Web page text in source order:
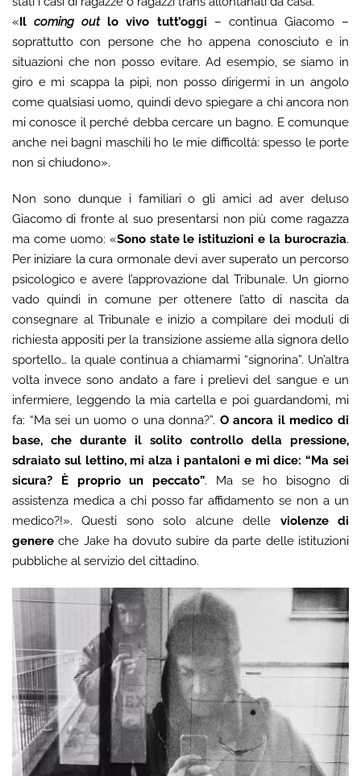
«Ilcoming outlo vivo tutt’oggi – continua Giacomo –
soprattutto con persone che ho appena conosciuto e in
situazioni che non posso evitare. Ad esempio, se siamo in
giro e mi scappa la pipì, non posso dirigermi in un angolo
come qualsiasi uomo, quindi devo spiegare a chi ancora non
mi conosce il perché debba cercare un bagno. E comunque
anche nei bagni maschili ho le mie difficoltà: spesso le porte
non si chiudono».
Non sono dunque i familiari o gli amici ad aver deluso
Giacomo di fronte al suo presentarsi non più come ragazza
ma come uomo: «Sono state le istituzioni e la burocrazia.
Per iniziare la cura ormonale devi aver superato un percorso
psicologico e avere l’approvazione dal Tribunale. Un giorno
vado quindi in comune per ottenere l’atto di nascita da
consegnare al Tribunale e inizio a compilare dei moduli di
richiesta appositi per la transizione assieme alla signora dello
sportello… la quale continua a chiamarmi “signorina”. Un’altra
volta invece sono andato a fare i prelievi del sangue e un
infermiere, leggendo la mia cartella e poi guardandomi, mi
fa: “Ma sei un uomo o una donna?”. O ancora il medico di
base, che durante il solito controllo della pressione,
sdraiato sul lettino, mi alza i pantaloni e mi dice: “Ma sei
sicura? È proprio un peccato”. Ma se ho bisogno di
assistenza medica a chi posso far affidamento se non a un
medico?!». Questi sono solo alcune delle violenze di
genere che Jake ha dovuto subire da parte delle istituzioni
pubbliche al servizio del cittadino.